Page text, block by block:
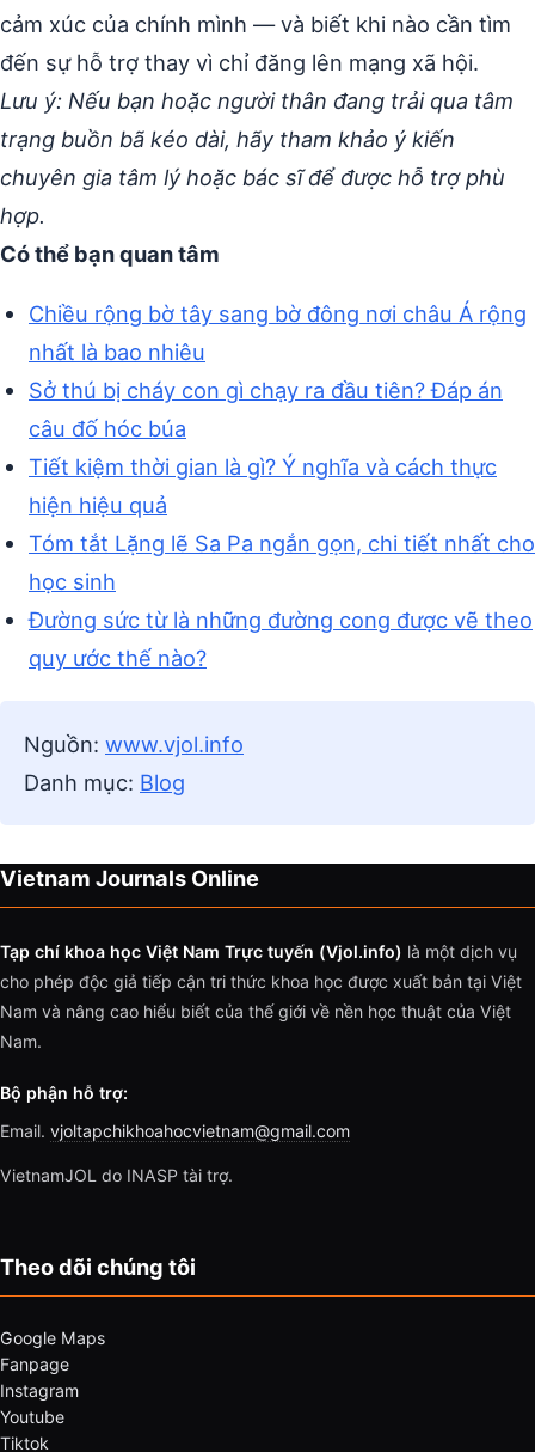
cảm xúc của chính mình — và biết khi nào cần tìm
đến sự hỗ trợ thay vì chỉ đăng lên mạng xã hội.
Lưu ý: Nếu bạn hoặc người thân đang trải qua tâm
trạng buồn bã kéo dài, hãy tham khảo ý kiến
chuyên gia tâm lý hoặc bác sĩ để được hỗ trợ phù
hợp.
Có thể bạn quan tâm
Chiều rộng bờ tây sang bờ đông nơi châu Á rộng
nhất là bao nhiêu
Sở thú bị cháy con gì chạy ra đầu tiên? Đáp án
câu đố hóc búa
Tiết kiệm thời gian là gì? Ý nghĩa và cách thực
hiện hiệu quả
Tóm tắt Lặng lẽ Sa Pa ngắn gọn, chi tiết nhất cho
học sinh
Đường sức từ là những đường cong được vẽ theo
quy ước thế nào?
Nguồn: www.vjol.info
Danh mục: Blog
Vietnam Journals Online
Tạp chí khoa học Việt Nam Trực tuyến (Vjol.info) là một dịch vụ
cho phép độc giả tiếp cận tri thức khoa học được xuất bản tại Việt
Nam và nâng cao hiểu biết của thế giới về nền học thuật của Việt
Nam.
Bộ phận hỗ trợ:
Email. vjoltapchikhoahocvietnam@gmail.com
VietnamJOL do INASP tài trợ.
Theo dõi chúng tôi
Google Maps
Fanpage
Instagram
Youtube
Tiktok